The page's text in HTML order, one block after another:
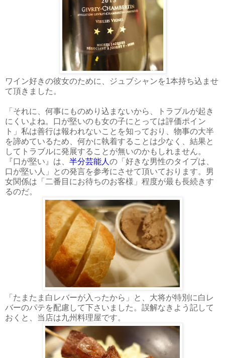
ワイン好きの彼女のために、ジュブシャンを1本持ち込ませ
て頂きました。
「それに、何事にものめり込まないから、トラブルが起き
にくいよね。口が堅いのも女の子にとっては評価ポイン
ト」私は善行は報われないことを知っており、物事の大半
を諦めているため、何かに執着することは少なく、結果と
してトラブルに発展することが無いのかもしれません。
『口が堅い』は、 半分芸能人 の「好きな男性のタイプは、
口が堅い人」との発言を参考にさせて頂いております。男
女関係は「二番目にお待ちのお客様」程度が最も長続きす
るのだ。
「たまたま白レバーが入ったから」と、大将が特別に白レ
バーのパテを配慮して下さいました。誤解なきよう記して
おくと、当店は九州料理屋です。